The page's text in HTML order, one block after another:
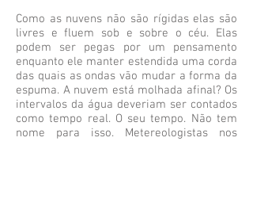
Como as nuvens não são rígidas elas são
livres e fluem sob e sobre o céu. Elas
podem ser pegas por um pensamento
enquanto ele manter estendida uma corda
das quais as ondas vão mudar a forma da
espuma. A nuvem está molhada afinal? Os
intervalos da água deveriam ser contados
como tempo real. O seu tempo. Não tem
nome para isso. Metereologistas nos